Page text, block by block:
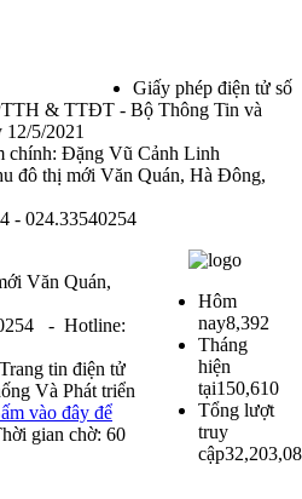
Giấy phép điện tử số
& TTĐT - Bộ Thông Tin và
5/2021
chính: Đặng Vũ Cảnh Linh
đô thị mới Văn Quán, Hà Đông,
- 024.33540254
Văn Quán,
- Hotline:
Hôm
nay8,392
Tháng
hiện
tại150,610
Tổng lượt
truy
cập
tin điện tử
Và Phát triển
vào đây để
gian chờ: 60